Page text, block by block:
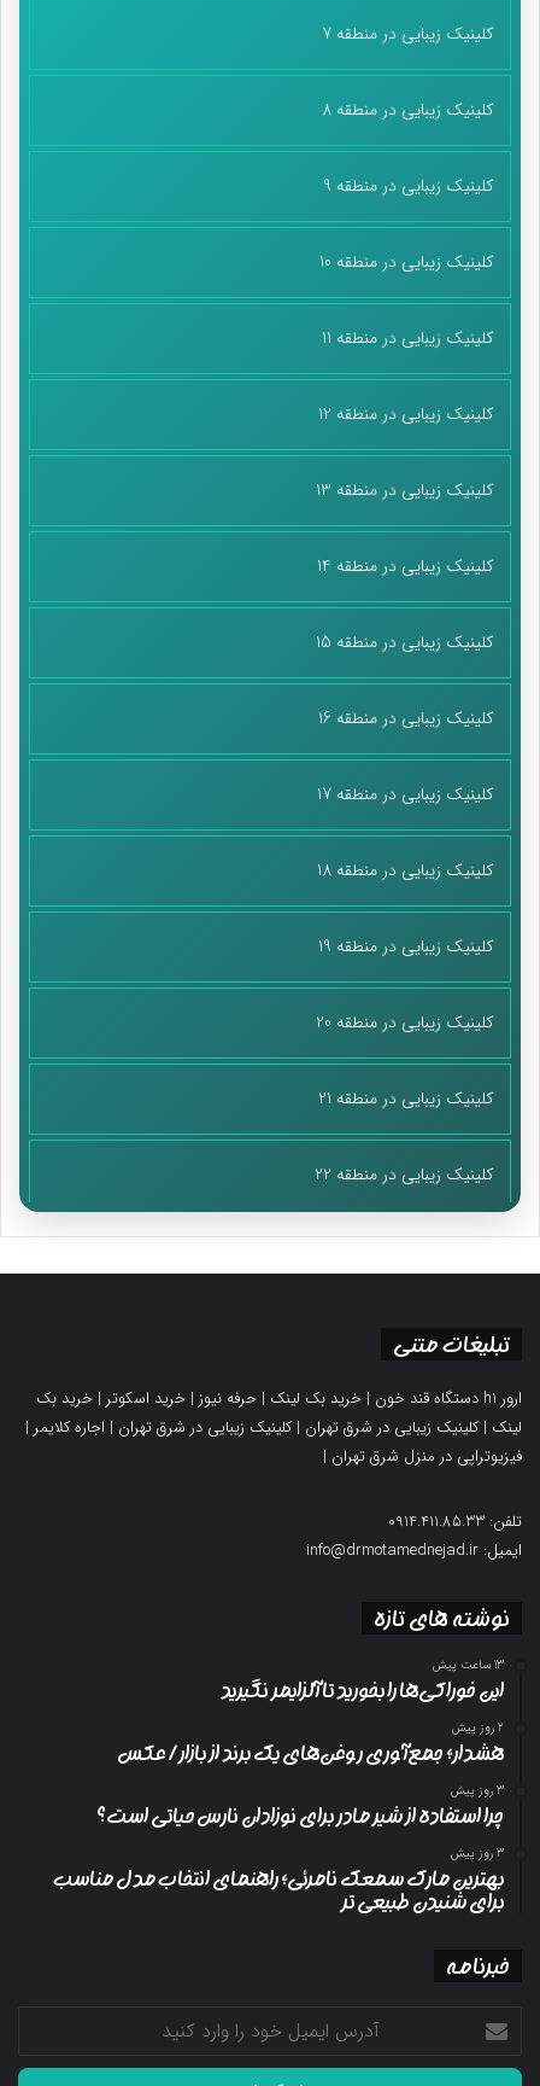
کلینیک زیبایی در منطقه 7
کلینیک زیبایی در منطقه 8
کلینیک زیبایی در منطقه 9
کلینیک زیبایی در منطقه 10
کلینیک زیبایی در منطقه 11
کلینیک زیبایی در منطقه 12
کلینیک زیبایی در منطقه 13
کلینیک زیبایی در منطقه 14
کلینیک زیبایی در منطقه 15
کلینیک زیبایی در منطقه 16
کلینیک زیبایی در منطقه 17
کلینیک زیبایی در منطقه 18
کلینیک زیبایی در منطقه 19
کلینیک زیبایی در منطقه 20
کلینیک زیبایی در منطقه 21
کلینیک زیبایی در منطقه 22
تبلیغات متنی
ارور h1 دستگاه قند خون | خرید بک لینک | حرفه نیوز | خرید اسکوتر | خرید بک
لینک |کلینیک زیبایی در شرق تهران |کلینیک زیبایی در شرق تهران | اجاره کلایمر |
فیزیوتراپی در منزل شرق تهران |
تلفن: 0914.411.85.33
ایمیل: info@drmotamednejad.ir
نوشته های تازه
13 ساعت پیش
این خوراکی‌ها را بخورید تا آلزایمر نگیرید
2 روز پیش
هشدار؛ جمع‌آوری روغن‌های یک برند از بازار/ عکس
3 روز پیش
چرا استفاده از شیر مادر برای نوزادان نارس حیاتی است؟
3 روز پیش
بهترین مارک سمعک نامرئی؛ راهنمای انتخاب مدل مناسب
برای شنیدن طبیعی تر
خبرنامه
آدرس
ایمیل
خود